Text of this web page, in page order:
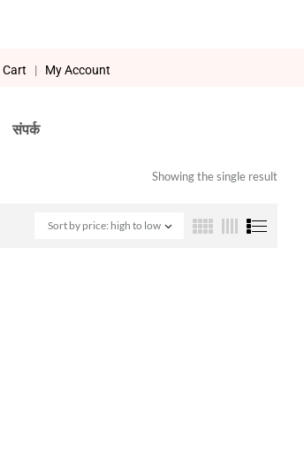
Cart | My Account
संपर्क
Showing the single result
Sort by price: high to low